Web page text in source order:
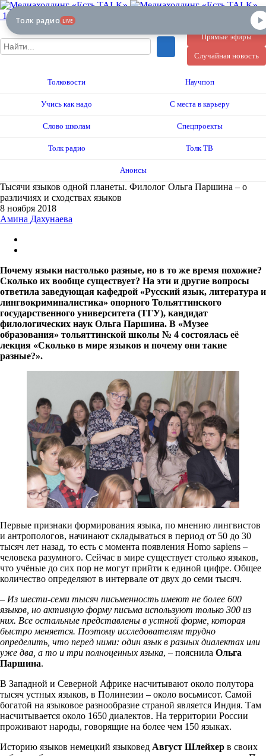
12+
Прямые эфиры
Случайная новость
Толковости Научпоп
Учись как надо С места в карьеру
Слово школам Спецпроекты
Толк радио Толк ТВ
Анонсы
Тысячи языков одной планеты. Филолог Ольга Паршина – о
различиях и сходствах языков
8 ноября 2018
Амина Дахунаева
Почему языки настолько разные, но в то же время похожие?
Сколько их вообще существует? На эти и другие вопросы
ответила заведующая кафедрой «Русский язык, литература и
лингвокриминалистика» опорного Тольяттинского
государственного университета (ТГУ), кандидат
филологических наук Ольга Паршина. В «Музее
образования» тольяттинской школы № 4 состоялась её
лекция «Сколько в мире языков и почему они такие
разные?».
Первые признаки формирования языка, по мнению лингвистов
и антропологов, начинают складываться в период от 50 до 30
тысяч лет назад, то есть с момента появления Homo sapiens –
человека разумного. Сейчас в мире существует столько языков,
что учёные до сих пор не могут прийти к единой цифре. Общее
количество определяют в интервале от двух до семи тысяч.
– Из шести-семи тысяч письменность имеют не более 600
языков, но активную форму письма используют только 300 из
них. Все остальные представлены в устной форме, которая
быстро меняется. Поэтому исследователям трудно
определить, что перед ними: один язык в разных диалектах или
уже два, а то и три полноценных языка, – пояснила Ольга
Паршина.
В Западной и Северной Африке насчитывают около полутора
тысяч устных языков, в Полинезии – около восьмисот. Самой
богатой на языковое разнообразие страной является Индия. Там
насчитывается около 1650 диалектов. На территории России
проживают народы, говорящие на более чем 150 языках.
Историю языков немецкий языковед Август Шлейхер в своих
Толк радио LIVE